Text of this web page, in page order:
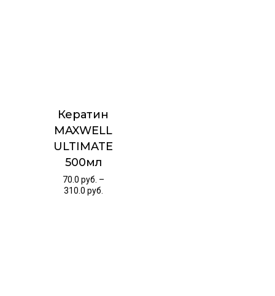
Кератин
MAXWELL
ULTIMATE
500мл
70.0 руб. –
310.0 руб.